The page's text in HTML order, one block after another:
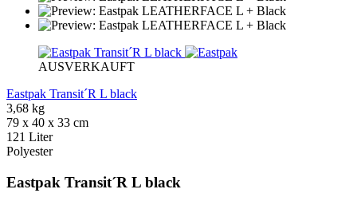
AUSVERKAUFT
Eastpak Transit´R L black
3,68 kg
79 x 40 x 33 cm
121 Liter
Polyester
Eastpak Transit´R L black